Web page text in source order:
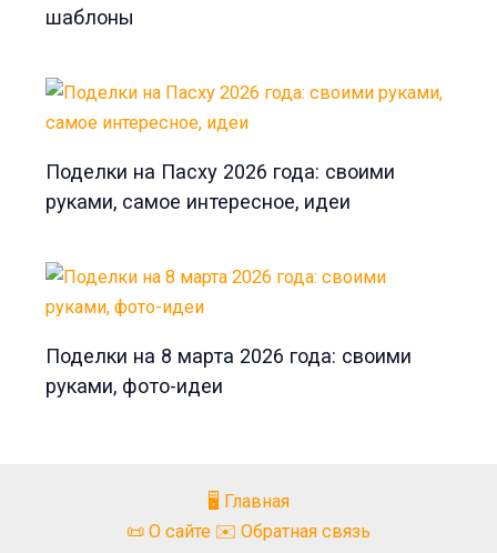
шаблоны
Поделки на Пасху 2026 года: своими
руками, самое интересное, идеи
Поделки на 8 марта 2026 года: своими
руками, фото-идеи
🖥️ Главная
📜 О сайте ✉️ Обратная связь